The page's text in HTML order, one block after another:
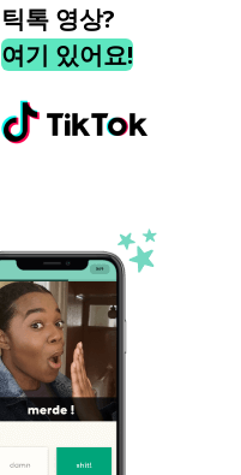
틱톡 영상?
여기 있어요!